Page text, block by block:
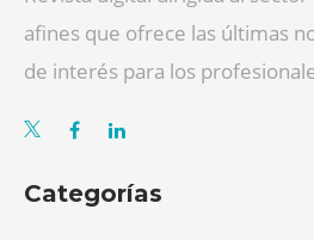
afines que ofrece las últimas
de interés para los
Categorías